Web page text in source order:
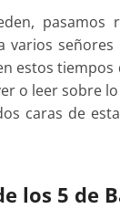
varios
estos
o leer sobre
caras de
los 5 de